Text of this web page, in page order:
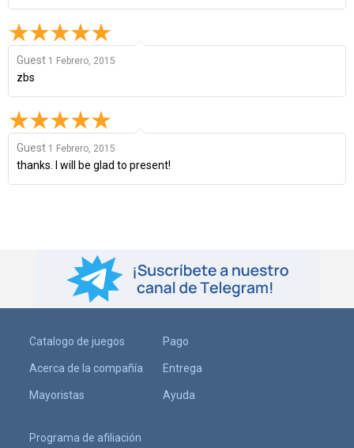
Guest 1 Febrero, 2015
zbs
Guest 1 Febrero, 2015
thanks. I will be glad to present!
Catalogo de juegos
Acerca de la compañía
Mayoristas
Pago
Entrega
Ayuda
Programa de afiliación